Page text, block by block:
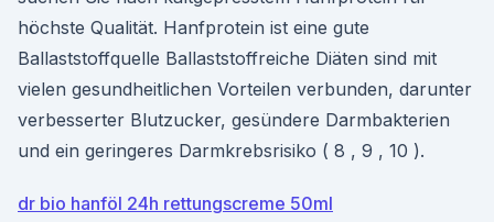
höchste Qualität. Hanfprotein ist eine gute
Ballaststoffquelle Ballaststoffreiche Diäten sind mit
vielen gesundheitlichen Vorteilen verbunden, darunter
verbesserter Blutzucker, gesündere Darmbakterien
und ein geringeres Darmkrebsrisiko ( 8 , 9 , 10 ).
dr bio hanföl 24h rettungscreme 50ml